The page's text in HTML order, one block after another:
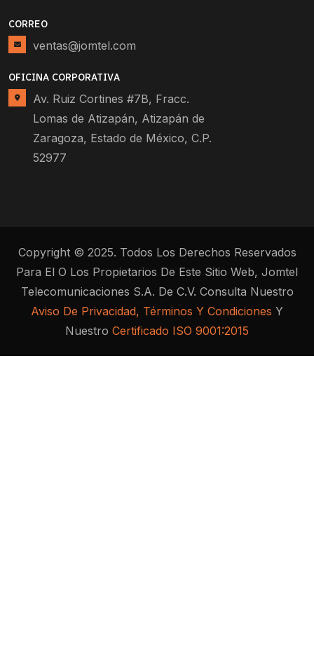
CORREO
ventas@jomtel.com
OFICINA CORPORATIVA
Av. Ruiz Cortines #7B, Fracc.
Lomas de Atizapán, Atizapán de
Zaragoza, Estado de México, C.P.
52977
Copyright © 2025. Todos Los Derechos Reservados
Para El O Los Propietarios De Este Sitio Web, Jomtel
Telecomunicaciones S.A. De C.V. Consulta Nuestro
Aviso De Privacidad, Términos Y Condiciones Y
Nuestro Certificado ISO 9001:2015